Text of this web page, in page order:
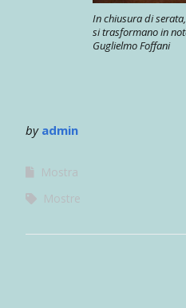
In chiusura di
si trasformano in
Guglielmo Foffani
by admin
Mostra
Mostre